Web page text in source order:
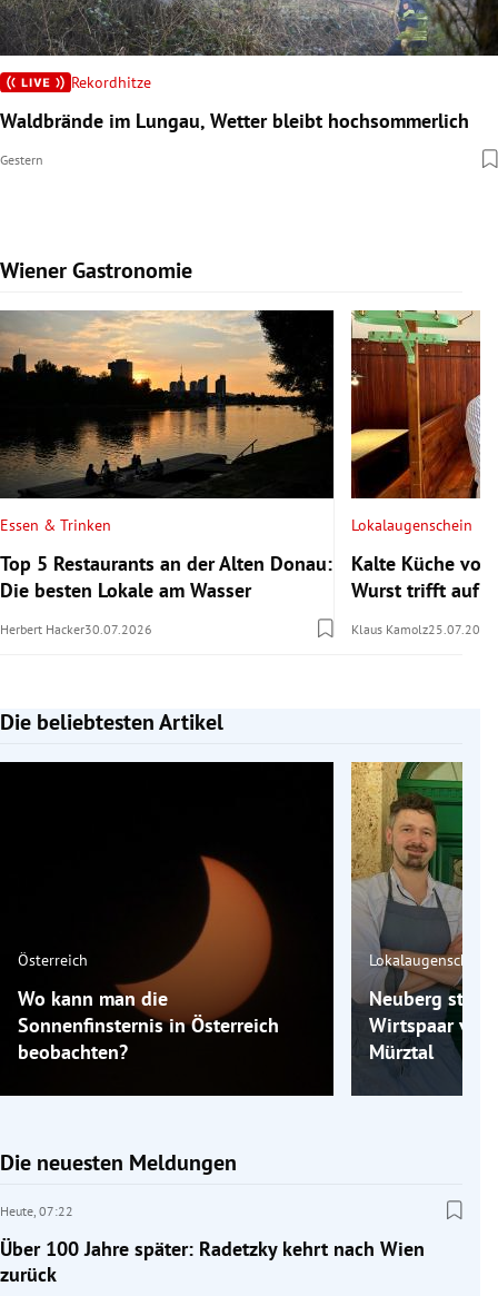
Rekordhitze
Waldbrände im Lungau, Wetter bleibt hochsommerlich
Gestern
Wiener Gastronomie
Slide 1 von 15
Essen & Trinken
Top 5 Restaurants an der Alten Donau:
Die besten Lokale am Wasser
Herbert Hacker30.07.2026
Lokalaugenschein
Kalte Küche
Wurst trifft auf
Klaus Kamolz25.07.2026
Die beliebtesten Artikel
Slide 1 von 7
Österreich
Wo kann man die
Sonnenfinsternis in Österreich
beobachten?
Lokalaugenschein
Neuberg statt
Wirtspaar
Mürztal
Die neuesten Meldungen
Heute, 07:22
Über 100 Jahre später: Radetzky kehrt nach Wien
zurück